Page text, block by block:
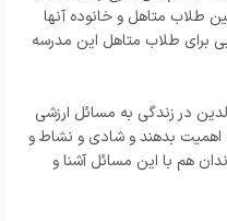
متاهل و خانوده آنها
برای طلاب متاهل این مدرسه
در زندگی به مسائل ارزشی
اهمیت بدهند و شادی و نشاط و
هم با این مسائل آشنا و